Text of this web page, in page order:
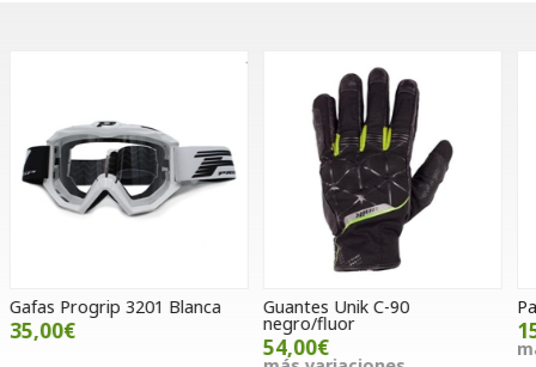
Guantes Unik C-90
negro/fluor
54,00€
Pantalón Hebo Scratch gris
156,00€
más variaciones